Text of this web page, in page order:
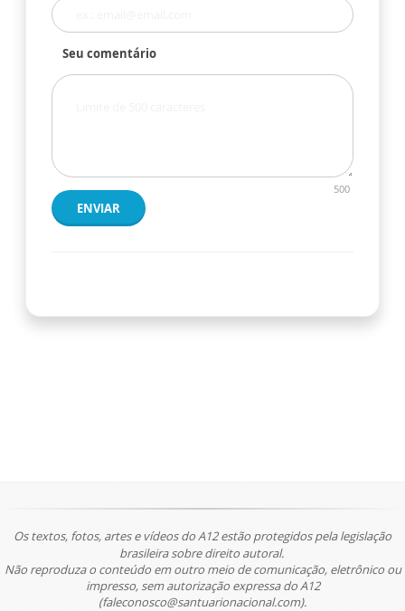
Seu comentário
500
ENVIAR
Os textos, fotos, artes e vídeos do A12 estão protegidos pela legislação
brasileira sobre direito autoral.
Não reproduza o conteúdo em outro meio de comunicação, eletrônico ou
impresso, sem autorização expressa do A12
(faleconosco@santuarionacional.com).